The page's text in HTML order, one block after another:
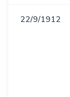
22/9/1912